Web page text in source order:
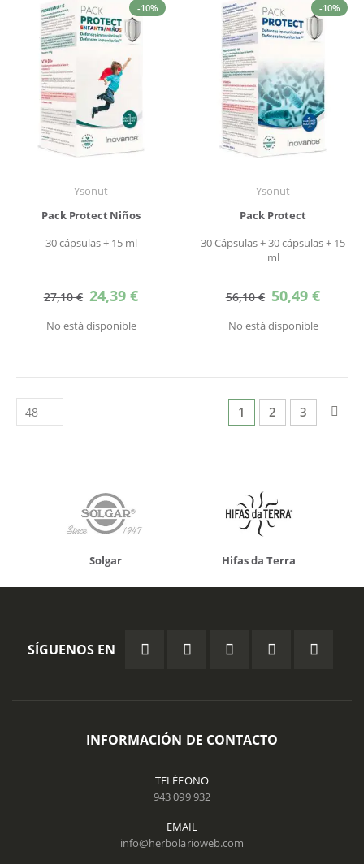
-10%
Ysonut
Pack Protect Niños
30 cápsulas + 15 ml
27,10 € Precio
especial
24,39 €
No está disponible
-10%
Ysonut
Pack Protect
30 Cápsulas + 30 cápsulas + 15
ml
56,10 € Precio
especial
50,49 €
No está disponible
Página
Actualmente estás
1 Página
2 Página
3
Solgar Hifas da Terra
SÍGUENOS EN
INFORMACIÓN DE CONTACTO
TELÉFONO
943 099 932
EMAIL
info@herbolarioweb.com